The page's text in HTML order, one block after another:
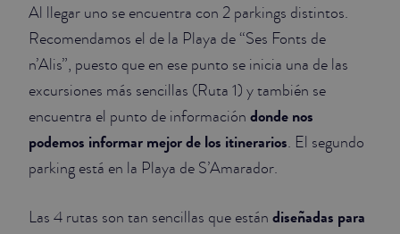
Al llegar uno se encuentra con 2 parkings distintos.
Recomendamos el de la Playa de “Ses Fonts de
n’Alis”, puesto que en ese punto se inicia una de las
excursiones más sencillas (Ruta 1) y también se
encuentra el punto de información donde nos
podemos informar mejor de los itinerarios. El segundo
parking está en la Playa de S’Amarador.
Las 4 rutas son tan sencillas que están diseñadas para